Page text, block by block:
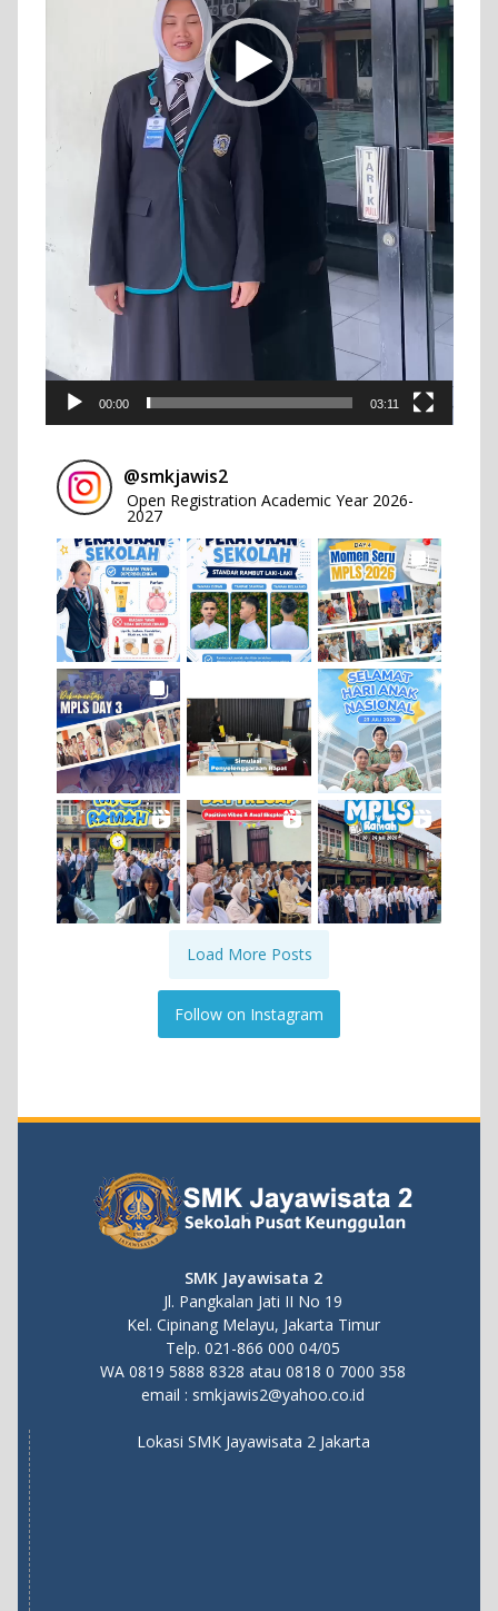
00:00 03:11
@smkjawis2
Open Registration Academic Year 2026-
2027
Load More Posts
Follow on Instagram
SMK Jayawisata 2
Jl. Pangkalan Jati II No 19
Kel. Cipinang Melayu, Jakarta Timur
Telp. 021-866 000 04/05
WA0819 5888 8328 atau0818 0 7000 358
email : smkjawis2@yahoo.co.id
Lokasi SMK Jayawisata 2 Jakarta